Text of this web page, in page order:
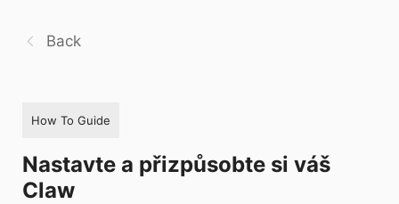
Back
How To Guide
Nastavte a přizpůsobte si váš
Claw